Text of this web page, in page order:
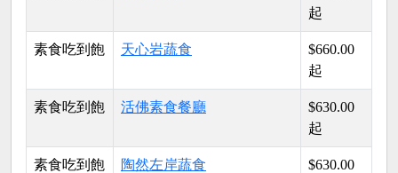
起
素食吃到飽 天心岩蔬食
$660.00
起
素食吃到飽 活佛素食餐廳
$630.00
起
素食吃到飽 陶然左岸蔬食
$630.00